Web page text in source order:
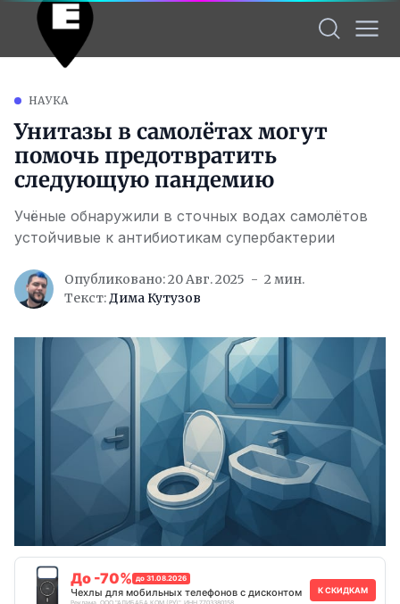
НАУКА
Унитазы в самолётах могут
помочь предотвратить
следующую пандемию
Учёные обнаружили в сточных водах самолётов
устойчивые к антибиотикам супербактерии
Опубликовано: 20 Авг. 2025
2 мин.
Текст:Дима Кутузов
До -70% до 31.08.2026
Чехлы для мобильных телефонов с дисконтом К СКИДКАМ